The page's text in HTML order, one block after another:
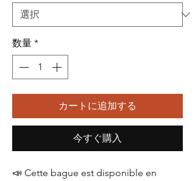
数量 *
カートに追加する
今すぐ購入
📣 Cette bague est disponible en